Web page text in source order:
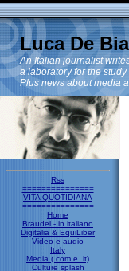
Luca De
An Italian journalist
a laboratory for the
Plus news about media
Rss
===============
VITA QUOTIDIANA
===============
Home
Braudel - in italiano
Digitalia & EquiLiber
Video e audio
Italy
Media (.com e .it)
Culture splash